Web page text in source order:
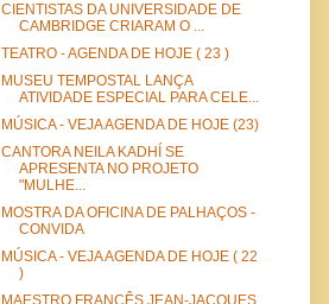
CIENTISTAS DA UNIVERSIDADE DE
CAMBRIDGE CRIARAM O ...
TEATRO - AGENDA DE HOJE ( 23 )
MUSEU TEMPOSTAL LANÇA
ATIVIDADE ESPECIAL PARA CELE...
MÚSICA - VEJA AGENDA DE HOJE (23)
CANTORA NEILA KADHÍ SE
APRESENTA NO PROJETO
"MULHE...
MOSTRA DA OFICINA DE PALHAÇOS -
CONVIDA
MÚSICA - VEJA AGENDA DE HOJE ( 22
)